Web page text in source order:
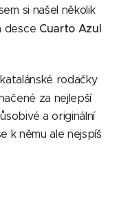
si našel několik
desce Cuarto Azul
katalánské rodačky
za nejlepší
a originální
k němu ale nejspíš